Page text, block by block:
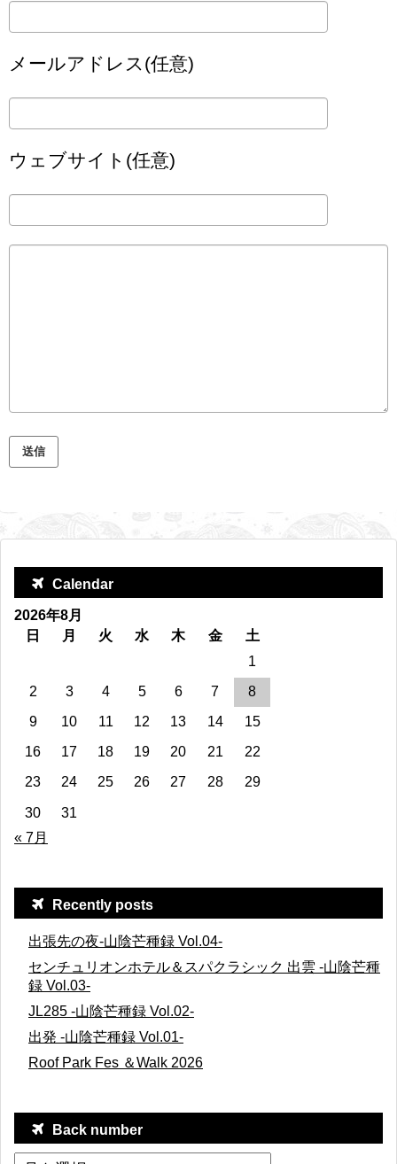
メールアドレス(任意)
ウェブサイト(任意)
Calendar
2026年8月
日
月 火 水 木 金
土
1
2
3 4 5 6 7
8
9
10 11 12 13 14
15
16
17 18 19 20 21
22
23
24 25 26 27 28 29
30
31
« 7月
Recently posts
出張先の夜-山陰芒種録 Vol.04-
センチュリオンホテル＆スパクラシック 出雲 -山陰芒種
録 Vol.03-
JL285 -山陰芒種録 Vol.02-
出発 -山陰芒種録 Vol.01-
Roof Park Fes ＆Walk 2026
Back number